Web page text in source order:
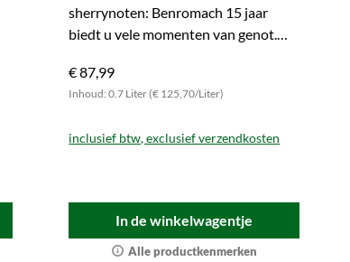
sherrynoten: Benromach 15 jaar
biedt u vele momenten van genot.
€ 87,99
Inhoud: 0.7 Liter (€ 125,70/Liter)
inclusief btw, exclusief verzendkosten
In de winkelwagentje
Alle productkenmerken